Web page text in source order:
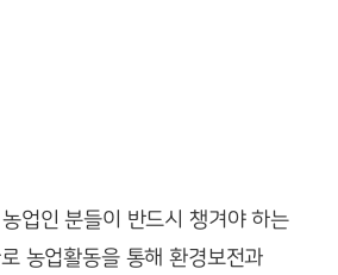
업인 분들이 반드시 챙겨야 하는
농업활동을 통해 환경보전과